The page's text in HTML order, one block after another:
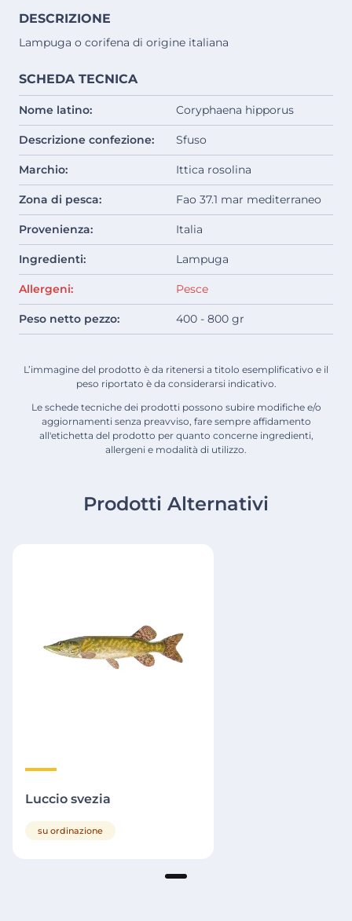
DESCRIZIONE
Lampuga o corifena di origine italiana
SCHEDA TECNICA
Nome latino: Coryphaena hipporus
Descrizione confezione: Sfuso
Marchio: Ittica rosolina
Zona di pesca: Fao 37.1 mar mediterraneo
Provenienza: Italia
Ingredienti: Lampuga
Allergeni: Pesce
Peso netto pezzo: 400 - 800 gr
L’immagine del prodotto è da ritenersi a titolo esemplificativo e il
peso riportato è da considerarsi indicativo.
Le schede tecniche dei prodotti possono subire modifiche e/o
aggiornamenti senza preavviso, fare sempre affidamento
all'etichetta del prodotto per quanto concerne ingredienti,
allergeni e modalità di utilizzo.
Prodotti Alternativi
Luccio svezia
su ordinazione